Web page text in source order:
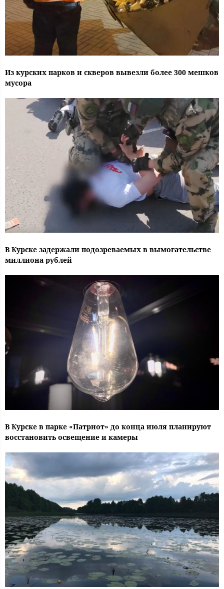
Из курских парков и скверов вывезли более 300 мешков
мусора
В Курске задержали подозреваемых в вымогательстве
миллиона рублей
В Курске в парке «Патриот» до конца июля планируют
восстановить освещение и камеры